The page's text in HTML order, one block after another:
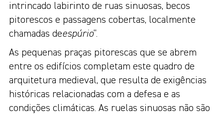
intrincado labirinto de ruas sinuosas, becos
pitorescos e passagens cobertas, localmente
chamadas deespúrio“.
As pequenas praças pitorescas que se abrem
entre os edifícios completam este quadro de
arquitetura medieval, que resulta de exigências
históricas relacionadas com a defesa e as
condições climáticas. As ruelas sinuosas não são